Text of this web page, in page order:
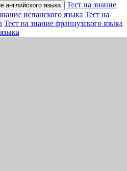
английского языка
Тест на знание
испанского языка Тест на
Тест на знание французского языка